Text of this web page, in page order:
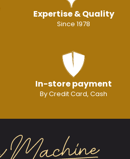
Expertise & Quality
Since 1978
In-store payment
By Credit Card, Cash